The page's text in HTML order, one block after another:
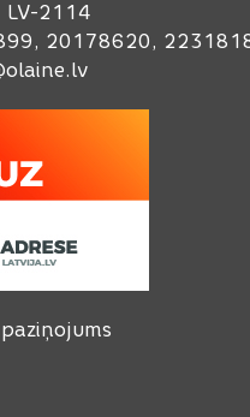
LV-2114
20178620,